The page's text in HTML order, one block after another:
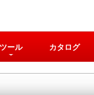
ツール カタログ